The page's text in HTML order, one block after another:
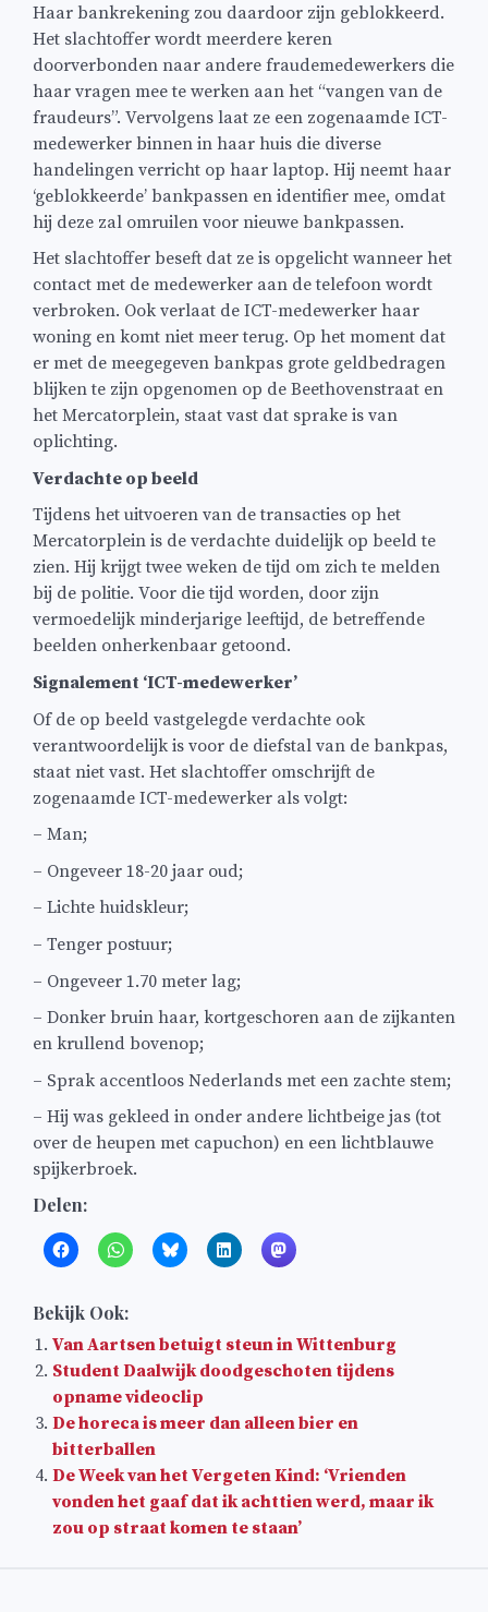
Haar bankrekening zou daardoor zijn geblokkeerd.
Het slachtoffer wordt meerdere keren
doorverbonden naar andere fraudemedewerkers die
haar vragen mee te werken aan het “vangen van de
fraudeurs”. Vervolgens laat ze een zogenaamde ICT-
medewerker binnen in haar huis die diverse
handelingen verricht op haar laptop. Hij neemt haar
‘geblokkeerde’ bankpassen en identifier mee, omdat
hij deze zal omruilen voor nieuwe bankpassen.
Het slachtoffer beseft dat ze is opgelicht wanneer het
contact met de medewerker aan de telefoon wordt
verbroken. Ook verlaat de ICT-medewerker haar
woning en komt niet meer terug. Op het moment dat
er met de meegegeven bankpas grote geldbedragen
blijken te zijn opgenomen op de Beethovenstraat en
het Mercatorplein, staat vast dat sprake is van
oplichting.
Verdachte op beeld
Tijdens het uitvoeren van de transacties op het
Mercatorplein is de verdachte duidelijk op beeld te
zien. Hij krijgt twee weken de tijd om zich te melden
bij de politie. Voor die tijd worden, door zijn
vermoedelijk minderjarige leeftijd, de betreffende
beelden onherkenbaar getoond.
Signalement ‘ICT-medewerker’
Of de op beeld vastgelegde verdachte ook
verantwoordelijk is voor de diefstal van de bankpas,
staat niet vast. Het slachtoffer omschrijft de
zogenaamde ICT-medewerker als volgt:
– Man;
– Ongeveer 18-20 jaar oud;
– Lichte huidskleur;
– Tenger postuur;
– Ongeveer 1.70 meter lag;
– Donker bruin haar, kortgeschoren aan de zijkanten
en krullend bovenop;
– Sprak accentloos Nederlands met een zachte stem;
– Hij was gekleed in onder andere lichtbeige jas (tot
over de heupen met capuchon) en een lichtblauwe
spijkerbroek.
Delen:
Bekijk Ook:
Van Aartsen betuigt steun in Wittenburg
Student Daalwijk doodgeschoten tijdens
opname videoclip
De horeca is meer dan alleen bier en
bitterballen
De Week van het Vergeten Kind: ‘Vrienden
vonden het gaaf dat ik achttien werd, maar ik
zou op straat komen te staan’